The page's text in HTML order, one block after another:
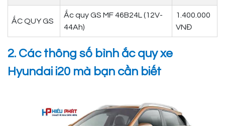
ẮC QUY GS
Ắc quy GS MF 46B24L (12V-
44Ah)
1.400.000
VNĐ
2. Các thông số bình ắc quy xe
Hyundai i20 mà bạn cần biết